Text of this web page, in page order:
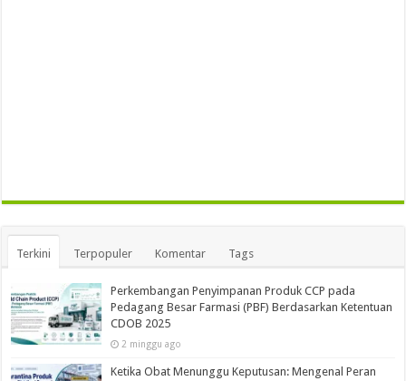
Terkini Terpopuler Komentar Tags
Perkembangan Penyimpanan Produk CCP pada
Pedagang Besar Farmasi (PBF) Berdasarkan Ketentuan
CDOB 2025
2 minggu ago
Ketika Obat Menunggu Keputusan: Mengenal Peran